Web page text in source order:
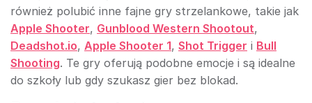
również polubić inne fajne gry strzelankowe, takie jak
Apple Shooter, Gunblood Western Shootout,
Deadshot.io, Apple Shooter 1, Shot Trigger i Bull
Shooting. Te gry oferują podobne emocje i są idealne
do szkoły lub gdy szukasz gier bez blokad.